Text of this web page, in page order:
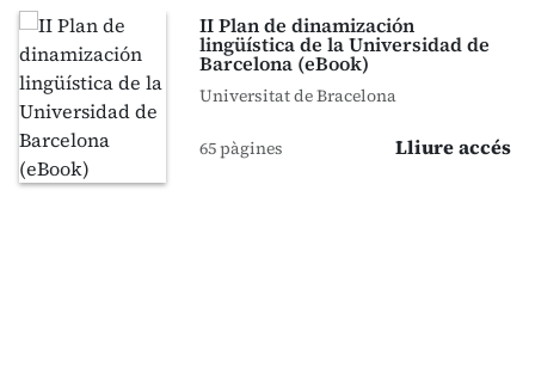
II Plan de dinamización
lingüística de la Universidad de
Barcelona (eBook)
Universitat de Bracelona
65 pàgines Lliure accés